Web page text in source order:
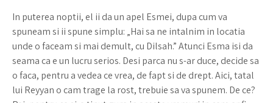
In puterea noptii, el ii da un apel Esmei, dupa cum va
spuneam si ii spune simplu: „Hai sa ne intalnim in locatia
unde o faceam si mai demult, cu Dilsah.” Atunci Esma isi da
seama ca e un lucru serios. Desi parca nu s-ar duce, decide sa
o faca, pentru a vedea ce vrea, de fapt si de drept. Aici, tatal
lui Reyyan o cam trage la rost, trebuie sa va spunem. De ce?